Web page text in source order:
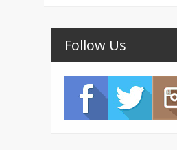
Follow Us